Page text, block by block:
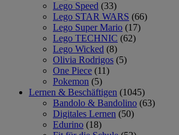
Lego Speed (33)
Lego STAR WARS (66)
Lego Super Mario (17)
Lego TECHNIC (62)
Lego Wicked (8)
Olivia Rodrigos (5)
One Piece (11)
Pokemon (5)
Lernen & Beschäftigen (1045)
Bandolo & Bandolino (63)
Digitales Lernen (50)
Edurino (18)